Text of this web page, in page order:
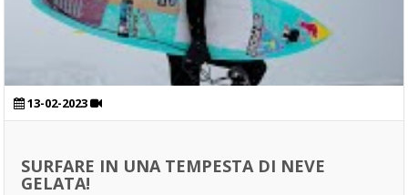
13-02-2023
SURFARE IN UNA TEMPESTA DI NEVE
GELATA!